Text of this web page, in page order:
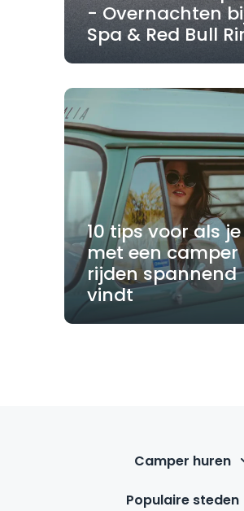
- Overnachten
Spa & Red Bull
10 tips voor als je
met een camper
rijden spannend
vindt
Camper huren
Populaire steden